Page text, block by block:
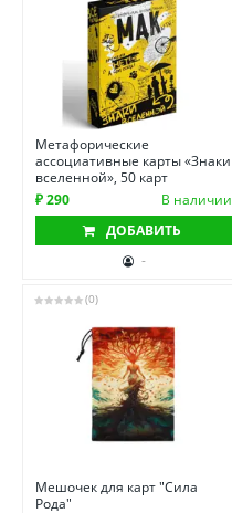
Метафорические
ассоциативные карты «Знаки
вселенной», 50 карт
₽ 290
В наличии
ДОБАВИТЬ
-
(0)
Мешочек для карт "Сила
Рода"